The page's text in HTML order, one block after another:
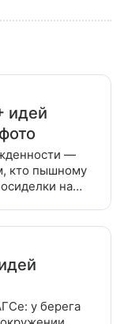
идей
—
кто пышному
на
у берега